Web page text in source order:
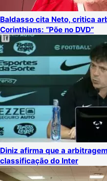
Baldasso cita Neto, critica
Corinthians: “Põe no DVD”
Diniz afirma que a
classificação do Inter